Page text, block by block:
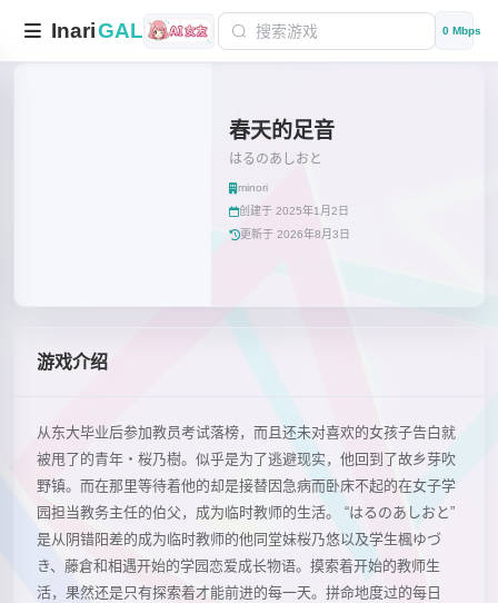
InariGAL 0 Mbps
春天的足音
はるのあしおと
minori
创建于 2025年1月2日
更新于 2026年8月3日
游戏介绍
从东大毕业后参加教员考试落榜，而且还未对喜欢的女孩子告白就
被甩了的青年・桜乃樹。似乎是为了逃避现实，他回到了故乡芽吹
野镇。而在那里等待着他的却是接替因急病而卧床不起的在女子学
园担当教务主任的伯父，成为临时教师的生活。 “はるのあしおと”
是从阴错阳差的成为临时教师的他同堂妹桜乃悠以及学生楓ゆづ
き、藤倉和相遇开始的学园恋爱成长物语。摸索着开始的教师生
活，果然还是只有探索着才能前进的每一天。拼命地度过的每日